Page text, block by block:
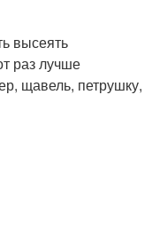
высеять
раз лучше
щавель, петрушку,